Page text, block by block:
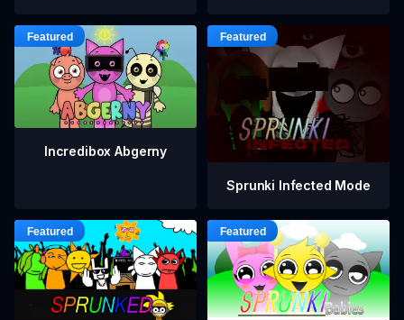
Incredibox Abgerny
Sprunki Infected Mode